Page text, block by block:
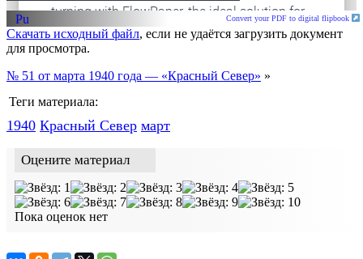
Convert your PDF to digital flipbook
Скачать исходный файл, если не удаётся загрузить документ
для просмотра.
№ 51 от марта 1940 года — «Красный Север» »
Теги материала:
1940 Красный Cевер март
Оцените материал
Пока оценок нет